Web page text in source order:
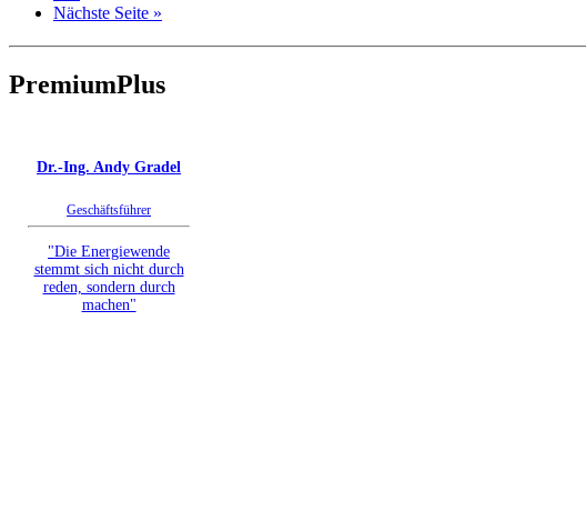
Nächste Seite »
PremiumPlus
Dr.-Ing. Andy Gradel
Geschäftsführer
"Die Energiewende
stemmt sich nicht durch
reden, sondern durch
machen"